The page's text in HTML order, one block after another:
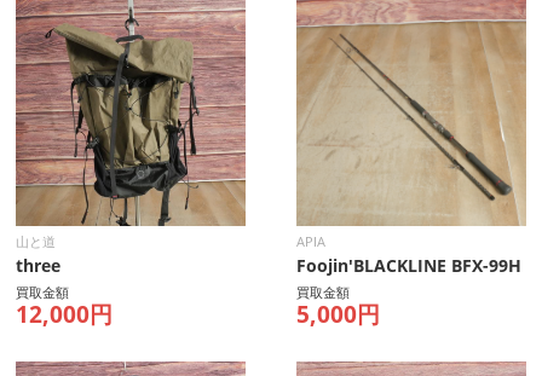
山と道
three
買取金額
12,000円
APIA
Foojin'BLACKLINE BFX-99H
買取金額
5,000円